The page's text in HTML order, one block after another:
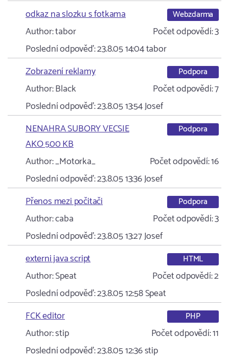
odkaz na slozku s fotkama
Webzdarma
Author:tabor Počet odpovědí:3
Poslední odpověď:23.8.05 14:04tabor
Zobrazení reklamy
Podpora
Author:Black Počet odpovědí:7
Poslední odpověď:23.8.05 13:54Josef
NENAHRA SUBORY VECSIE
AKO 500 KB
Podpora
Author:_Motorka_ Počet odpovědí:16
Poslední odpověď:23.8.05 13:36Josef
Přenos mezi počitači
Podpora
Author:caba Počet odpovědí:3
Poslední odpověď:23.8.05 13:27Josef
externi java script
HTML
Author:Speat Počet odpovědí:2
Poslední odpověď:23.8.05 12:58Speat
FCK editor
PHP
Author:stip Počet odpovědí:11
Poslední odpověď:23.8.05 12:36stip